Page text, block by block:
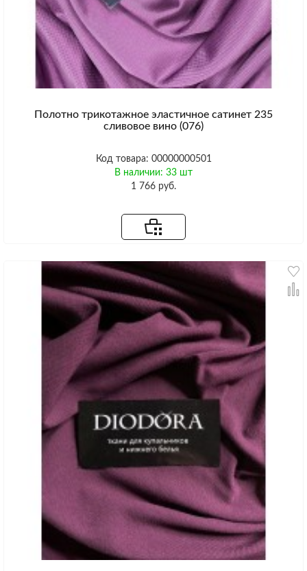
Полотно трикотажное эластичное сатинет 235
сливовое вино (076)
Код товара: 00000000501
В наличии: 33 шт
1 766 руб.